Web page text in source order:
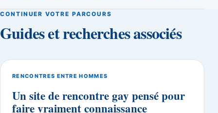
CONTINUER VOTRE PARCOURS
Guides et recherches associés
RENCONTRES ENTRE HOMMES
Un site de rencontre gay pensé pour
faire vraiment connaissance